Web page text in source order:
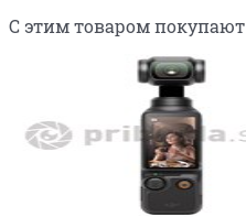
С этим товаром покупают